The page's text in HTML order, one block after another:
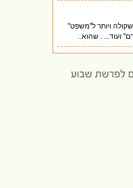
ויותר ל"משפט"
ועוד... . שהוא..